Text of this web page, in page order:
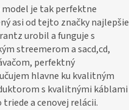
je tak perfektne
asi od tejto značky najlepšie
urobil a funguje s
streemerom a sacd,cd,
perfektný
hlavne ku kvalitným
s kvalitnými káblami
a cenovej relácii.